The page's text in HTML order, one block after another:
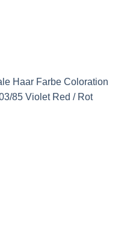
Haar Farbe Coloration
85 Violet Red / Rot